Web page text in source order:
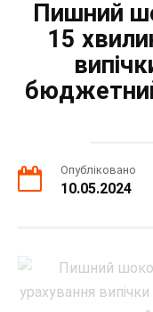
Пишний
15
Опубліковано
10.05.2024